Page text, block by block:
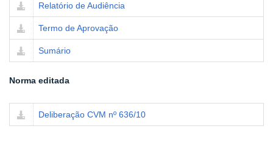
Relatório de Audiência
Termo de Aprovação
Sumário
Norma editada
Deliberação CVM nº 636/10